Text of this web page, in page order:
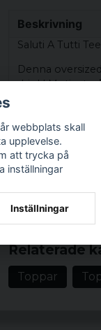
Beskrivning
Saluti A Tutti
Denna
drink! Motivet
uppfriskande
handen och
av orange.
Tillverkad av
stilfull. Den
Material:
Passform:
Kön:
Prishistorik
Relaterade
Toppar
webbplats skall
upplevelse.
att trycka på
inställningar
Inställningar